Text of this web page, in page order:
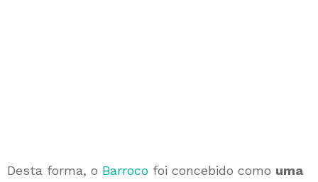
Desta forma, o Barroco foi concebido como uma